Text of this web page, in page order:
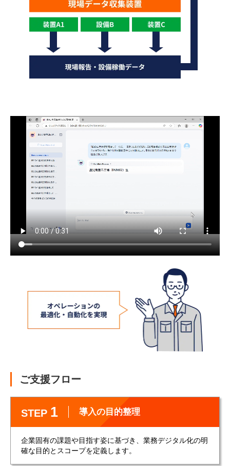
ご支援フロー
STEP 1 導入の目的整理
企業固有の課題や目指す姿に基づき、業務デジタル化の明
確な目的とスコープを定義します。